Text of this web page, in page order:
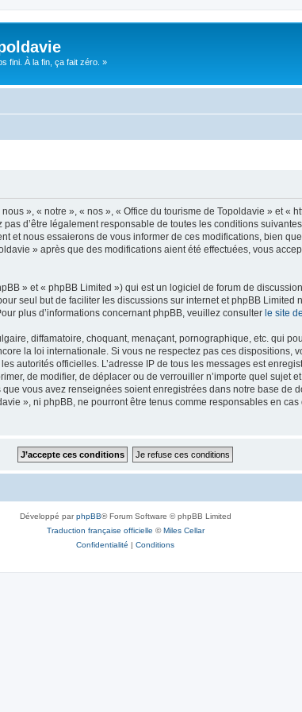
fini. À la fin, ça fait zéro. »
», « notre », « nos », « Office du tourisme de Topoldavie » et «
d’être légalement responsable de toutes les conditions
et nous essaierons de vous informer de ces modifications, bien
» après que des modifications aient été effectuées, vous
» et « phpBB Limited ») qui est un logiciel de forum de
seul but de faciliter les discussions sur internet et phpBB
plus d’informations concernant phpBB, veuillez consulter le site
diffamatoire, choquant, menaçant, pornographique, etc. qui
la loi internationale. Si vous ne respectez pas ces dispositions,
autorités officielles. L’adresse IP de tous les messages est
de modifier, de déplacer ou de verrouiller n’importe quel sujet
vous avez renseignées soient enregistrées dans notre base de
», ni phpBB, ne pourront être tenus comme responsables en
Développé parphpBB® Forum Software © phpBB Limited
Traduction française officielle ©Miles Cellar
Confidentialité | Conditions